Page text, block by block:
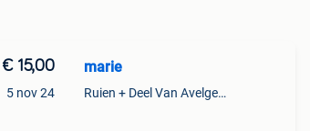
€ 15,00
5 nov 24
marie
Ruien + Deel Van Avelgem En Waarmaarde